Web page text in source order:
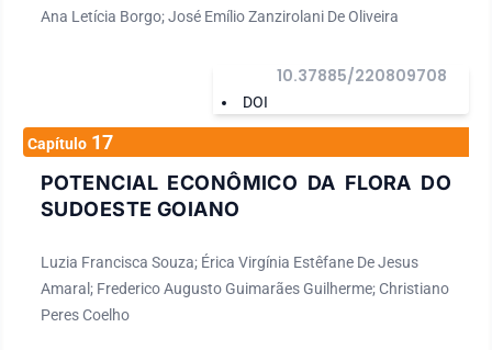
Ana Letícia Borgo; José Emílio Zanzirolani De Oliveira
DOI
10.37885/220809708
Capítulo 17
POTENCIAL ECONÔMICO DA FLORA DO
SUDOESTE GOIANO
Luzia Francisca Souza; Érica Virgínia Estêfane De Jesus
Amaral; Frederico Augusto Guimarães Guilherme; Christiano
Peres Coelho